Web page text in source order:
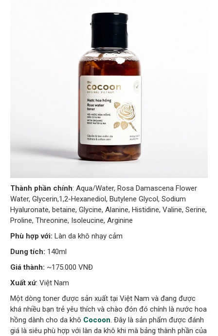
Thành phần chính: Aqua/Water, Rosa Damascena Flower
Water, Glycerin,1,2-Hexanediol, Butylene Glycol, Sodium
Hyaluronate, betaine, Glycine, Alanine, Histidine, Valine, Serine,
Proline, Threonine, Isoleucine, Arginine
Phù hợp với: Làn da khô nhạy cảm
Dung tích: 140ml
Giá thành: ~175.000 VNĐ
Xuất xứ: Việt Nam
Một dòng toner được sản xuất tại Việt Nam và đang được
khá nhiều bạn trẻ yêu thích và chào đón đó chính lànước hoa
hồng dành cho da khô Cocoon. Đây là sản phẩm được đánh
giá là siêu phù hợp với làn da khô khi mà bảng thành phần của